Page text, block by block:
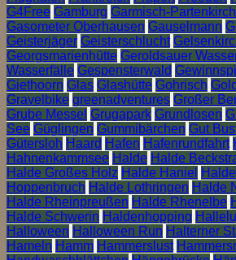
G4Free Gamburg Garmisch-
Gasometer Oberhausen Gauselmann
Geisterjäger Geisterschlucht
Georgsmarienhütte Geroldsauer
Wasserfälle Gespensterwald
Giethoorn Glas Glashütte Gohrisch
Gravelbike greenadventures Großer
Grube Messel Grugapark Grundlosen
See Güglingen Gummibärchen Gut
Gütersloh Haard Hafen Hafenrundfahrt
Hahnenkammsee Halde Halde
Halde Großes Holz Halde Haniel
Hoppenbruch Halde Lothringen Halde
Halde Rheinpreußen Halde Rhenelbe
Halde Schwerin Haldenhopping
Halloween Halloween Run Halterner
Hameln Hamm Hammerslust